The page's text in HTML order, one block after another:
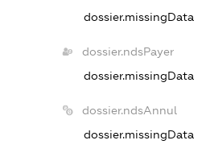
dossier.missingData
dossier.ndsPayer
dossier.missingData
dossier.ndsAnnul
dossier.missingData